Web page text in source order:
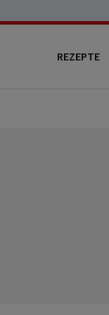
REZEPTE